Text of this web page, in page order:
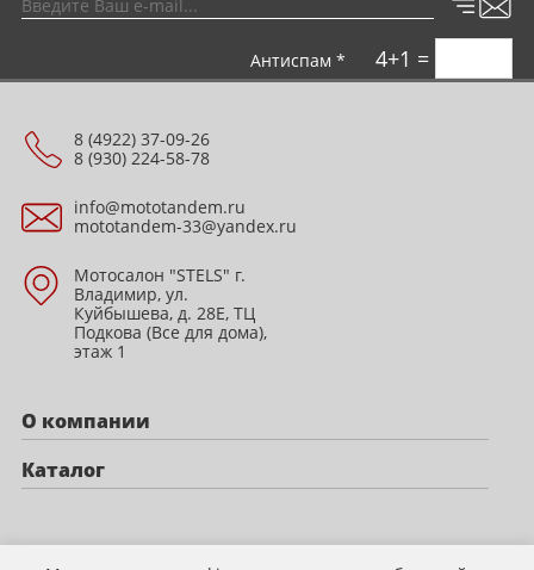
Антиспам * 4+1 =
8 (4922) 37-09-26
8 (930) 224-58-78
info@mototandem.ru
mototandem-33@yandex.ru
Мотосалон "STELS" г.
Владимир, ул.
Куйбышева, д. 28Е, ТЦ
Подкова (Все для дома),
этаж 1
О компании
Каталог